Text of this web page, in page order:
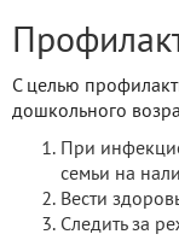
С целью
дошкольного
При
семьи на
Вести
Следить за